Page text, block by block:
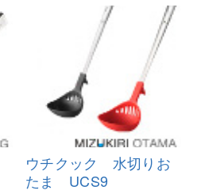
ウチクック 水切りお
たま UCS9